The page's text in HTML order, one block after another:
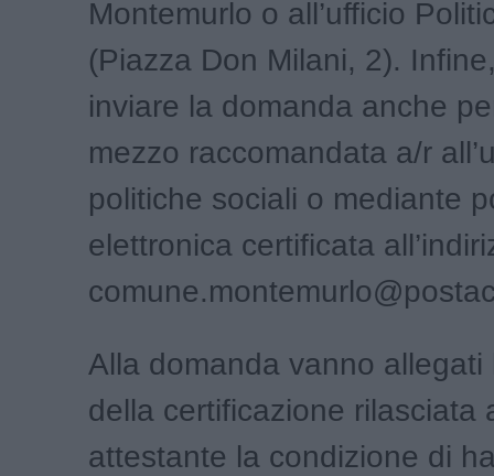
Montemurlo o all’ufficio
(Piazza Don Milani, 2).
inviare la domanda anche
mezzo raccomandata a/r
politiche sociali o mediante
elettronica certificata
Alla domanda vanno allegati
della certificazione rilasciata
attestante la condizione di